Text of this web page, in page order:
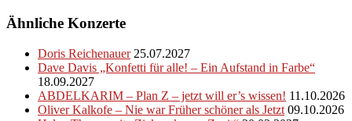
Ähnliche Konzerte
Doris Reichenauer 25.07.2027
Dave Davis „Konfetti für alle! – Ein Aufstand in Farbe“
18.09.2027
ABDELKARIM – Plan Z – jetzt will er’s wissen! 11.10.2026
Oliver Kalkofe – Nie war Früher schöner als Jetzt 09.10.2026